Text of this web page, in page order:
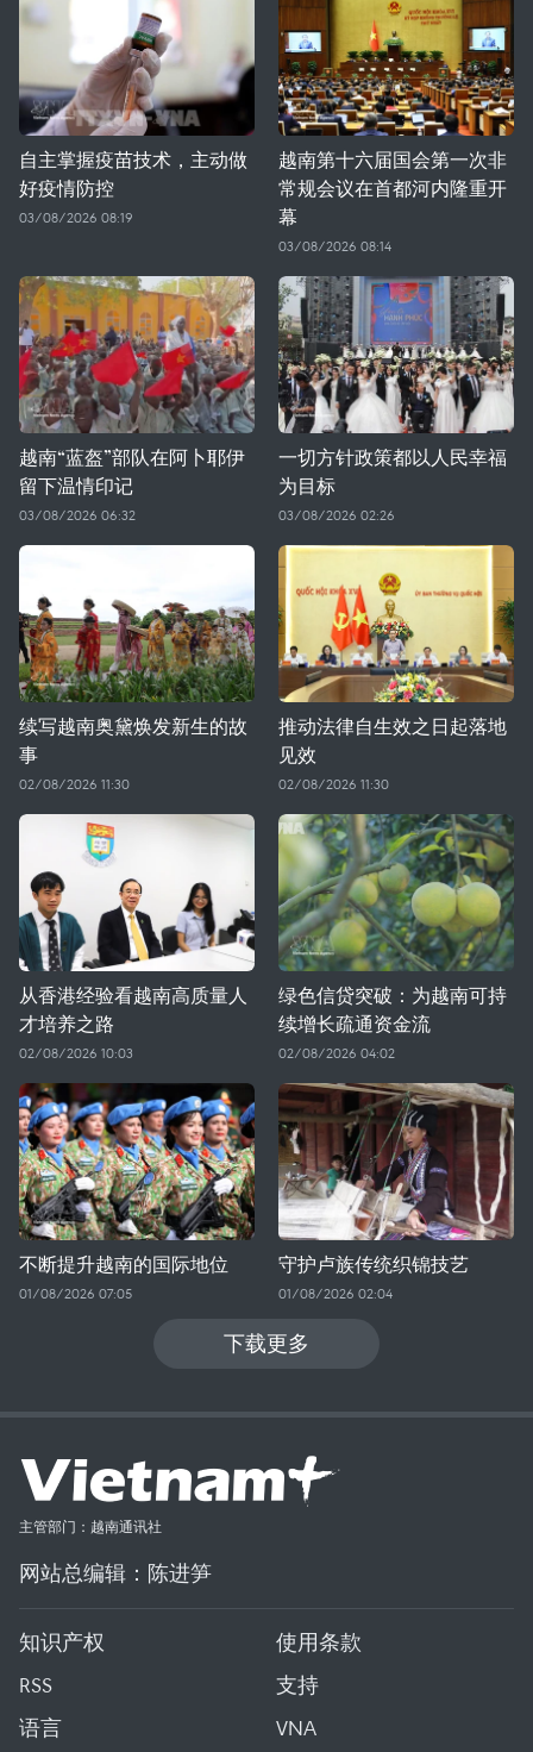
自主掌握疫苗技术，主动做
好疫情防控
03/08/2026 08:19
越南第十六届国会第一次非
常规会议在首都河内隆重开
幕
03/08/2026 08:14
越南“蓝盔”部队在阿卜耶伊
留下温情印记
03/08/2026 06:32
一切方针政策都以人民幸福
为目标
03/08/2026 02:26
续写越南奥黛焕发新生的故
事
02/08/2026 11:30
推动法律自生效之日起落地
见效
02/08/2026 11:30
从香港经验看越南高质量人
才培养之路
02/08/2026 10:03
绿色信贷突破：为越南可持
续增长疏通资金流
02/08/2026 04:02
不断提升越南的国际地位
01/08/2026 07:05
守护卢族传统织锦技艺
01/08/2026 02:04
下载更多
主管部门：越南通讯社
网站总编辑：陈进笋
知识产权
使用条款
RSS
支持
语言
VNA